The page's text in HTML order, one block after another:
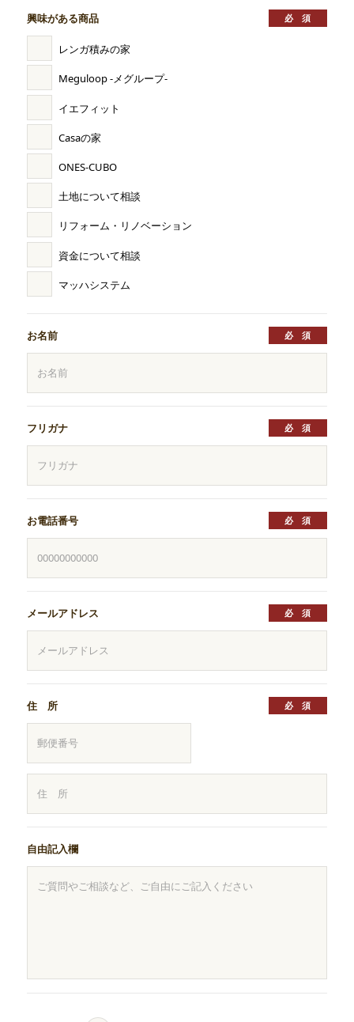
興味がある商品
レンガ積みの家
Meguloop -メグループ-
イエフィット
Casaの家
ONES-CUBO
土地について相談
リフォーム・リノベーション
資金について相談
マッハシステム
お名前
フリガナ
お電話番号
メールアドレス
住 所
自由記入欄